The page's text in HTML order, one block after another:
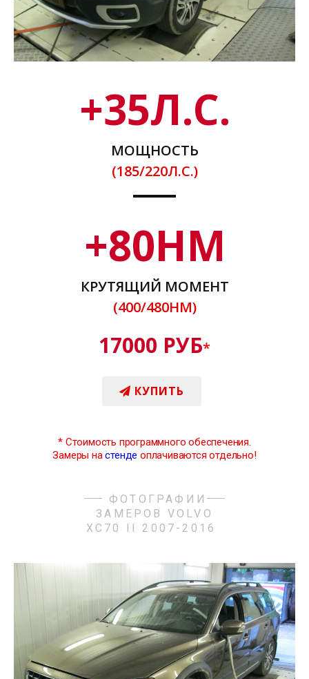
+35Л.С.
МОЩНОСТЬ
(185/220Л.С.)
+80НМ
КРУТЯЩИЙ МОМЕНТ
(400/480НМ)
17000 РУБ*
КУПИТЬ
* Стоимость программного обеспечения.
Замеры настенде оплачиваются отдельно!
ФОТОГРАФИИ
ЗАМЕРОВ VOLVO
XC70 II 2007-2016